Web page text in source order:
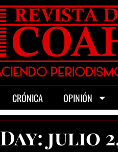
CRÓNICA OPINIÓN
Day: julio